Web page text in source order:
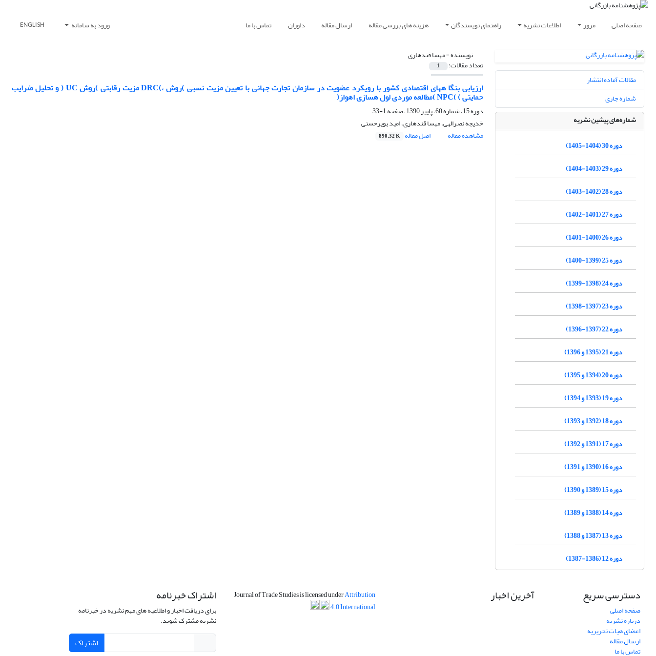
صفحه اصلی مرور اطلاعات نشریه راهنمای نویسندگان هزینه های بررسی مقاله ارسال مقاله داوران تماس با ما ورود به سامانه ENGLISH
نویسنده =مهسا قندهاری
تعداد مقالات: 1
ارزیابی بنگا ههای اقتصادی کشور با رویکرد عضویت در سازمان تجارت جهانی با تعیین مزیت نسبی )روش ،)DRC مزیت رقابتی )روش UC ( و تحلیل ضرایب
حمایتی ) )NPC )مطالعه موردی لول هسازی اهواز(
دوره 15، شماره 60، پاییز 1390، صفحه
1-33
خدیجه نصرالهی، مهسا قندهاری، امید بویرحسنی
مشاهده مقاله
اصل مقاله 890.32 K
مقالات آماده انتشار
شماره جاری
شماره‌های پیشین نشریه
دوره 30 (1404-1405)
دوره 29 (1403-1404)
دوره 28 (1402-1403)
دوره 27 (1401-1402)
دوره 26 (1400-1401)
دوره 25 (1399-1400)
دوره 24 (1398-1399)
دوره 23 (1397-1398)
دوره 22 (1397-1396)
دوره 21 (1395 و 1396)
دوره 20 (1394 و 1395)
دوره 19 (1393 و 1394)
دوره 18 (1392 و 1393)
دوره 17 (1391 و 1392)
دوره 16 (1390 و 1391)
دوره 15 (1389 و 1390)
دوره 14 (1388 و 1389)
دوره 13 (1387 و 1388)
دوره 12 (1386-1387)
دسترسی سریع
صفحه اصلی
درباره نشریه
اعضای هیات تحریریه
ارسال مقاله
تماس با ما
آخرین اخبار Journal of Trade Studies is licensed underAttribution
4.0 International
اشتراک خبرنامه
برای دریافت اخبار و اطلاعیه های مهم نشریه در خبرنامه
نشریه مشترک شوید.
اشتراک